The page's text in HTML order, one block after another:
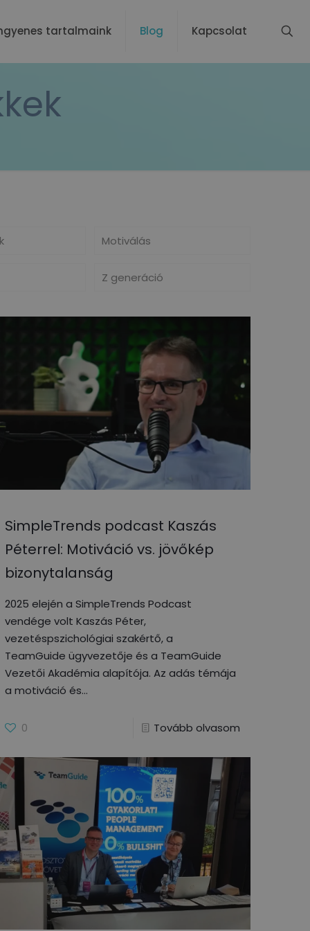
tartalmaink Blog Kapcsolat
Motiválás
Z generáció
SimpleTrends podcast Kaszás
Péterrel: Motiváció vs. jövőkép
bizonytalanság
2025 elején a SimpleTrends Podcast
vendége volt Kaszás Péter,
vezetéspszichológiai szakértő, a
TeamGuide ügyvezetője és a TeamGuide
Vezetői Akadémia alapítója. Az adás témája
a motiváció és
0 Tovább olvasom